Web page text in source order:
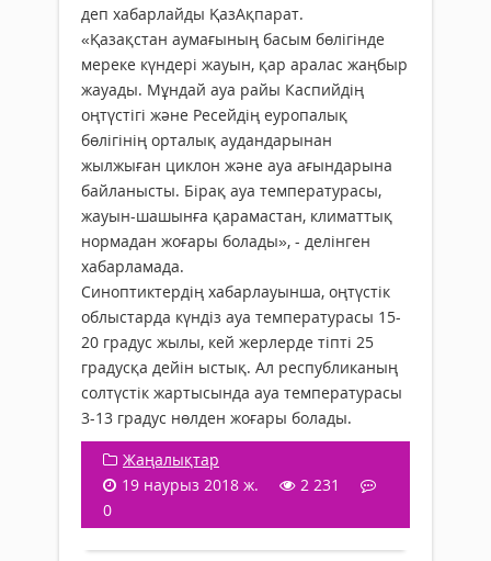
деп хабарлайды ҚазАқпарат.
«Қазақстан аумағының басым бөлігінде
мереке күндері жауын, қар аралас жаңбыр
жауады. Мұндай ауа райы Каспийдің
оңтүстігі және Ресейдің еуропалық
бөлігінің орталық аудандарынан
жылжыған циклон және ауа ағындарына
байланысты. Бірақ ауа температурасы,
жауын-шашынға қарамастан, климаттық
нормадан жоғары болады», - делінген
хабарламада.
Синоптиктердің хабарлауынша, оңтүстік
облыстарда күндіз ауа температурасы 15-
20 градус жылы, кей жерлерде тіпті 25
градусқа дейін ыстық. Ал республиканың
солтүстік жартысында ауа температурасы
3-13 градус нөлден жоғары болады.
Жаңалықтар
19 наурыз 2018 ж.
2 231
0